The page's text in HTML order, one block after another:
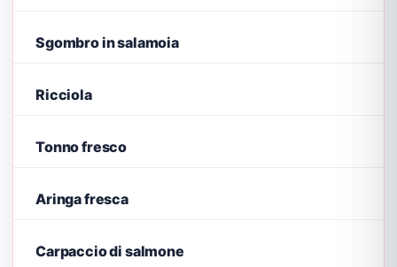
Sgombro in salamoia
Ricciola
Tonno fresco
Aringa fresca
Carpaccio di salmone